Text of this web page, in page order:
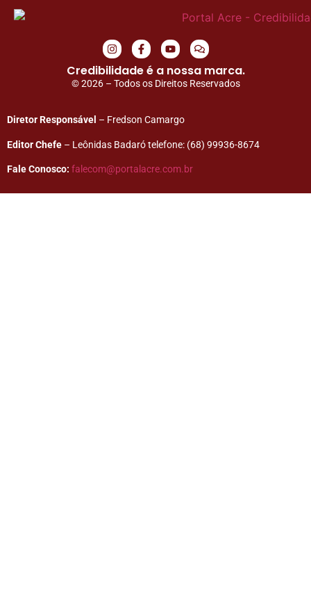
Credibilidade é a nossa marca.
© 2026 – Todos os Direitos Reservados
Diretor Responsável – Fredson Camargo
Editor Chefe – Leônidas Badaró telefone: (68) 99936-8674
Fale Conosco: falecom@portalacre.com.br